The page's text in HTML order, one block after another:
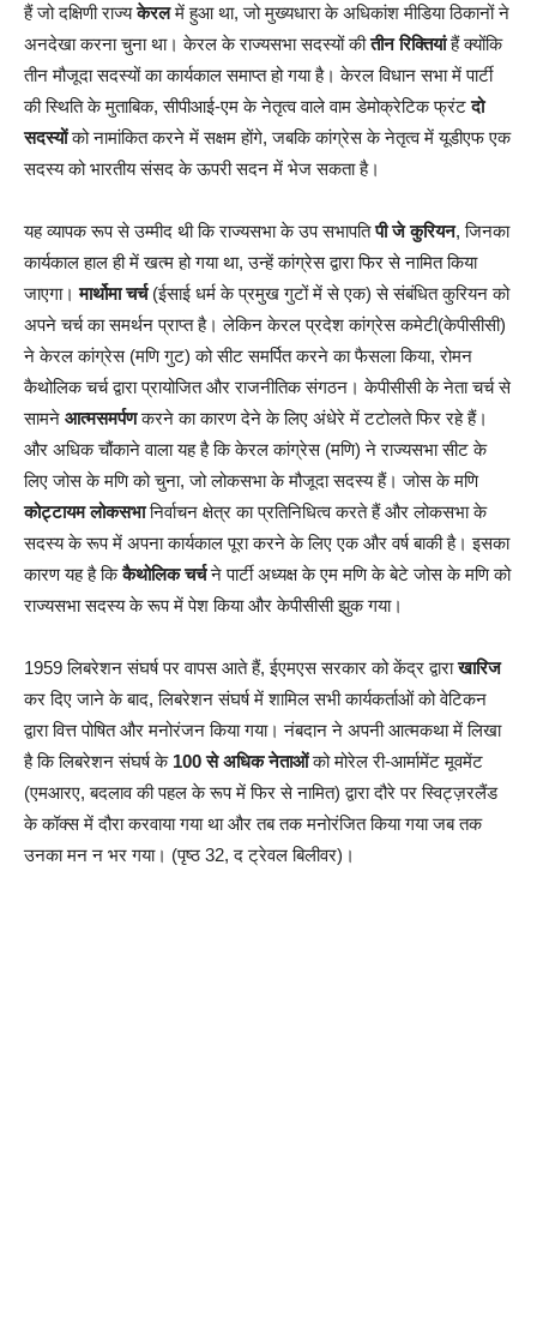
हैं जो दक्षिणी राज्यकेरलमें हुआ था, जो मुख्यधारा के अधिकांश मीडिया ठिकानों ने
अनदेखा करना चुना था। केरल के राज्यसभा सदस्यों कीतीन रिक्तियांहैं क्योंकि
तीन मौजूदा सदस्यों का कार्यकाल समाप्त हो गया है। केरल विधान सभा में पार्टी
की स्थिति के मुताबिक, सीपीआई-एम के नेतृत्व वाले वाम डेमोक्रेटिक फ्रंटदो
सदस्योंको नामांकित करने में सक्षम होंगे, जबकि कांग्रेस के नेतृत्व में यूडीएफ एक
सदस्य को भारतीय संसद के ऊपरी सदन में भेज सकता है।
यह व्यापक रूप से उम्मीद थी कि राज्यसभा के उप सभापतिपी जे कुरियन, जिनका
कार्यकाल हाल ही में खत्म हो गया था, उन्हें कांग्रेस द्वारा फिर से नामित किया
जाएगा।मार्थोमा चर्च(ईसाई धर्म के प्रमुख गुटों में से एक) से संबंधित कुरियन को
अपने चर्च का समर्थन प्राप्त है। लेकिन केरल प्रदेश कांग्रेस कमेटी(केपीसीसी)
ने केरल कांग्रेस (मणि गुट) को सीट समर्पित करने का फैसला किया, रोमन
कैथोलिक चर्च द्वारा प्रायोजित और राजनीतिक संगठन। केपीसीसी के नेता चर्च से
सामने आत्मसमर्पणकरने का कारण देने के लिए अंधेरे में टटोलते फिर रहे हैं।
और अधिक चौंकाने वाला यह है कि केरल कांग्रेस (मणि) ने राज्यसभा सीट के
लिए जोस के मणि को चुना, जो लोकसभा के मौजूदा सदस्य हैं। जोस के मणि
कोट्टायम लोकसभानिर्वाचन क्षेत्र का प्रतिनिधित्व करते हैं और लोकसभा के
सदस्य के रूप में अपना कार्यकाल पूरा करने के लिए एक और वर्ष बाकी है। इसका
कारण यह है किकैथोलिक चर्चने पार्टी अध्यक्ष के एम मणि के बेटे जोस के मणि को
राज्यसभा सदस्य के रूप में पेश किया और केपीसीसी झुक गया।
1959 लिबरेशन संघर्ष पर वापस आते हैं, ईएमएस सरकार को केंद्र द्वाराखारिज
कर दिए जाने के बाद, लिबरेशन संघर्ष में शामिल सभी कार्यकर्ताओं को वेटिकन
द्वारा वित्त पोषित और मनोरंजन किया गया। नंबदान ने अपनी आत्मकथा में लिखा
है कि लिबरेशन संघर्ष के 100 से अधिक नेताओंको मोरेल री-आर्मामेंट मूवमेंट
(एमआरए, बदलाव की पहल के रूप में फिर से नामित) द्वारा दौरे पर स्विट्ज़रलैंड
के कॉक्स में दौरा करवाया गया था और तब तक मनोरंजित किया गया जब तक
उनका मन न भर गया। (पृष्ठ 32, द ट्रेवल बिलीवर)।